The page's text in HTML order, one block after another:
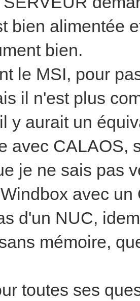
bien alimentée
bien.
le MSI, pour
il n'est plus
y aurait un
avec CALAOS,
je ne sais pas
avec un
d'un NUC,
mémoire,
toutes ses